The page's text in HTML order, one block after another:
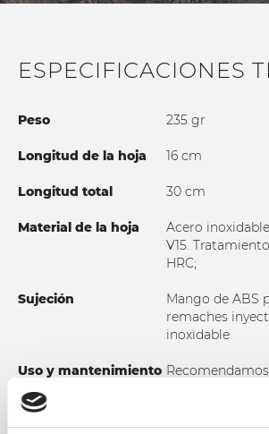
ESPECIFICACIONES
Peso 235 gr
Longitud de la hoja 16 cm
Longitud total 30 cm
Material de la hoja
Acero inoxidable
V15.
HRC;
Sujeción
Mango de ABS
remaches
inoxidable
Uso y mantenimiento
un lavado
caliente para
integridad del